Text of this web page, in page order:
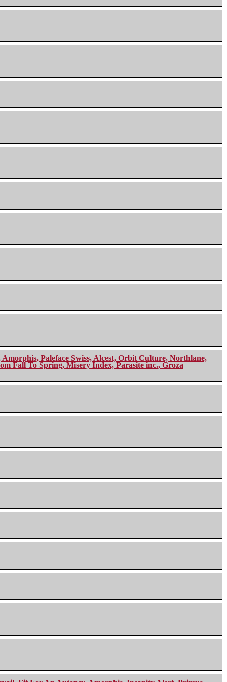
Paleface Swiss, Alcest, Orbit Culture, Northlane,
Fall To Spring, Misery Index, Parasite inc., Groza